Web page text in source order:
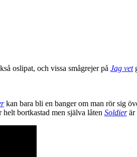
oslipat, och vissa smågrejer på Jag vet
kan bara bli en banger om man rör sig
bortkastad men själva låten Soldierär